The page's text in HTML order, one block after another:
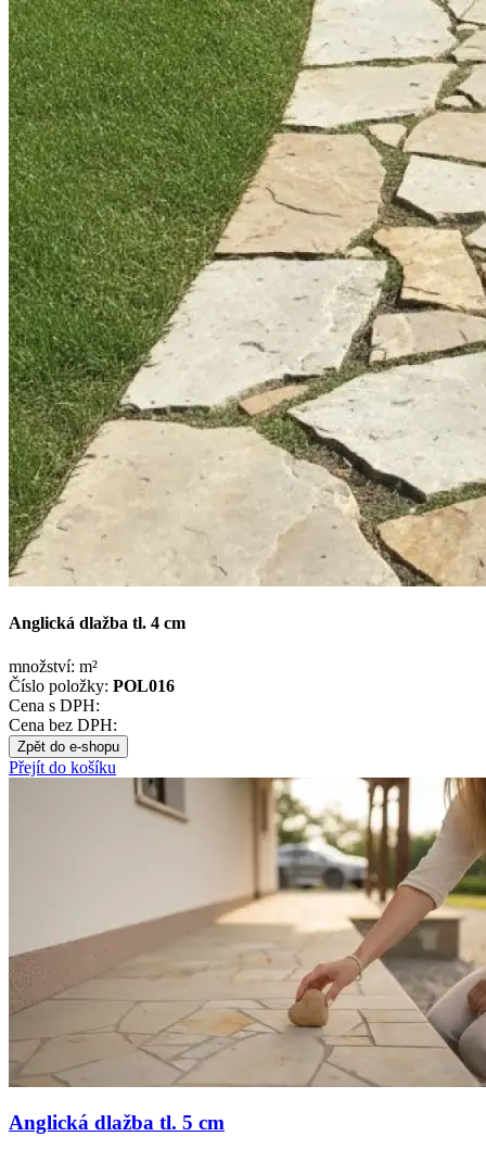
Anglická dlažba tl. 4 cm
množství: m²
Číslo položky: POL016
Cena s DPH:
Cena bez DPH:
Zpět do e-shopu
Přejít do košíku
Anglická dlažba tl. 5 cm